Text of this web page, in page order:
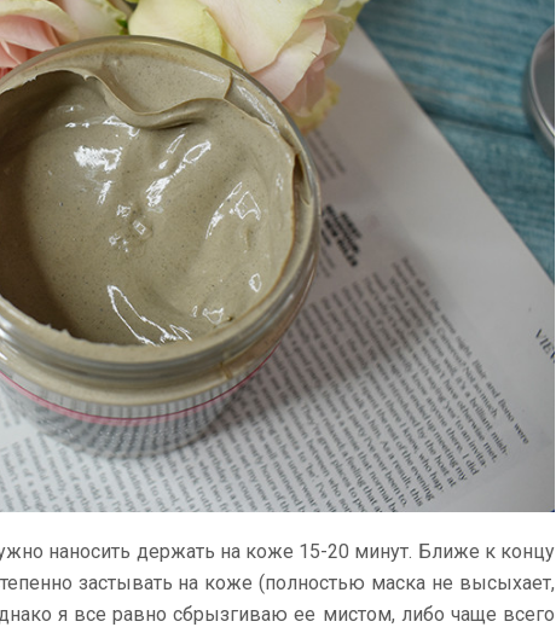
наносить держать на коже 15-20 минут. Ближе к концу
застывать на коже (полностью маска не высыхает,
я все равно сбрызгиваю ее мистом, либо чаще всего